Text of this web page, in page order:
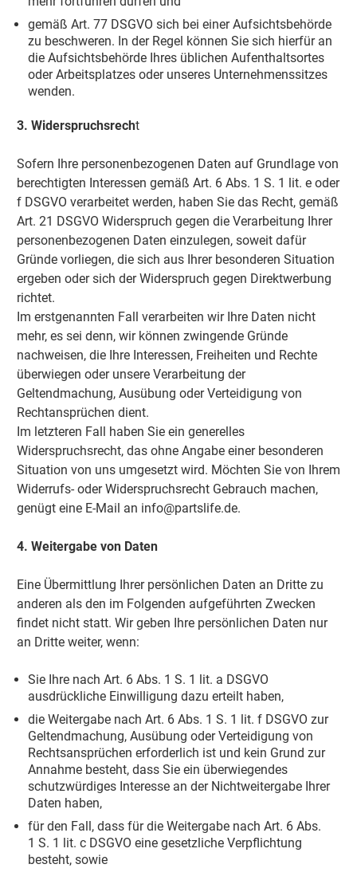
gemäß Art. 77 DSGVO sich bei einer Aufsichtsbehörde
zu beschweren. In der Regel können Sie sich hierfür an
die Aufsichtsbehörde Ihres üblichen Aufenthaltsortes
oder Arbeitsplatzes oder unseres Unternehmenssitzes
wenden.
3. Widerspruchsrecht
Sofern Ihre personenbezogenen Daten auf Grundlage von
berechtigten Interessen gemäß Art. 6 Abs. 1 S. 1 lit. e oder
f DSGVO verarbeitet werden, haben Sie das Recht, gemäß
Art. 21 DSGVO Widerspruch gegen die Verarbeitung Ihrer
personenbezogenen Daten einzulegen, soweit dafür
Gründe vorliegen, die sich aus Ihrer besonderen Situation
ergeben oder sich der Widerspruch gegen Direktwerbung
richtet.
Im erstgenannten Fall verarbeiten wir Ihre Daten nicht
mehr, es sei denn, wir können zwingende Gründe
nachweisen, die Ihre Interessen, Freiheiten und Rechte
überwiegen oder unsere Verarbeitung der
Geltendmachung, Ausübung oder Verteidigung von
Rechtansprüchen dient.
Im letzteren Fall haben Sie ein generelles
Widerspruchsrecht, das ohne Angabe einer besonderen
Situation von uns umgesetzt wird. Möchten Sie von Ihrem
Widerrufs- oder Widerspruchsrecht Gebrauch machen,
genügt eine E-Mail an info@partslife.de.
4. Weitergabe von Daten
Eine Übermittlung Ihrer persönlichen Daten an Dritte zu
anderen als den im Folgenden aufgeführten Zwecken
findet nicht statt. Wir geben Ihre persönlichen Daten nur
an Dritte weiter, wenn:
Sie Ihre nach Art. 6 Abs. 1 S. 1 lit. a DSGVO
ausdrückliche Einwilligung dazu erteilt haben,
die Weitergabe nach Art. 6 Abs. 1 S. 1 lit. f DSGVO zur
Geltendmachung, Ausübung oder Verteidigung von
Rechtsansprüchen erforderlich ist und kein Grund zur
Annahme besteht, dass Sie ein überwiegendes
schutzwürdiges Interesse an der Nichtweitergabe Ihrer
Daten haben,
für den Fall, dass für die Weitergabe nach Art. 6 Abs.
1 S. 1 lit. c DSGVO eine gesetzliche Verpflichtung
besteht, sowie